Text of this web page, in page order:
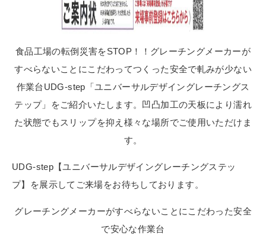
食品工場の転倒災害をSTOP！！グレーチングメーカーが
すべらないことにこだわってつくった安全で軋みが少ない
作業台UDG-step「ユニバーサルデザイングレーチングス
テップ」をご紹介いたします。凹凸加工の天板により濡れ
た状態でもスリップを抑え様々な場所でご使用いただけま
す。
UDG-step【ユニバーサルデザイングレーチングステッ
プ】を展示してご来場をお待ちしております。
グレーチングメーカーがすべらないことにこだわった安全
で安心な作業台